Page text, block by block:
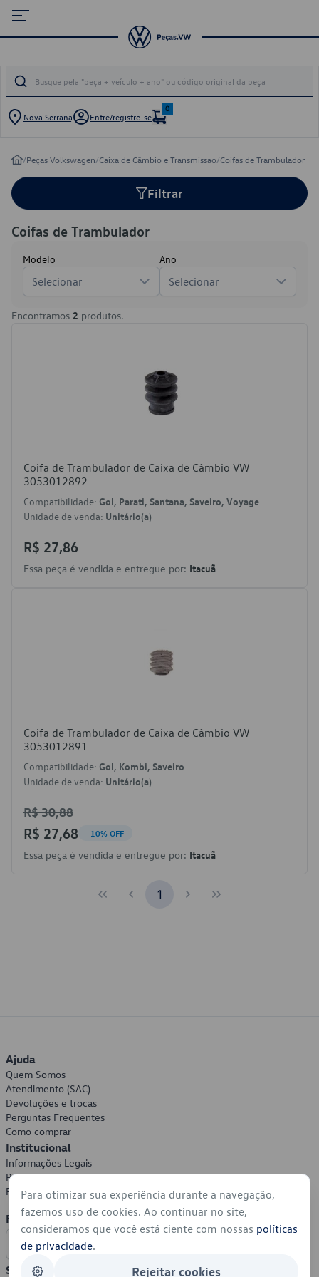
Nova Serrana Entre/registre-se
0
/Peças Volkswagen/Caixa de Câmbio e Transmissao/Coifas de Trambulador
Filtrar
Coifas de Trambulador
Modelo
Selecionar
Ano
Selecionar
Encontramos 2 produtos.
Coifa de Trambulador de Caixa de Câmbio VW
3053012892
Compatibilidade: Gol, Parati, Santana, Saveiro, Voyage
Unidade de venda: Unitário(a)
R$ 27,86
Essa peça é vendida e entregue por: Itacuã
Coifa de Trambulador de Caixa de Câmbio VW
3053012891
Compatibilidade: Gol, Kombi, Saveiro
Unidade de venda: Unitário(a)
R$ 30,88
R$ 27,68 -10% OFF
Essa peça é vendida e entregue por: Itacuã
1
Ajuda
Quem Somos
Atendimento (SAC)
Devoluções e trocas
Perguntas Frequentes
Como comprar
Institucional
Informações Legais
Política de Privacidade
Política de Cookies
Formas de Pagamento
Segurança
Para otimizar sua experiência durante a navegação,
fazemos uso de cookies. Ao continuar no site,
consideramos que você está ciente com nossas políticas
de privacidade.
Rejeitar cookies